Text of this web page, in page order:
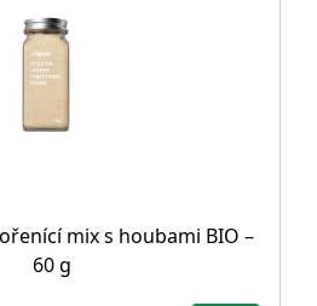
mix s houbami BIO –
60 g